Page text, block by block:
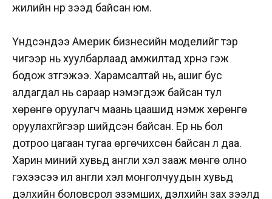
жилийн нүүр үзээд байсан юм.
Үндсэндээ Америк бизнесийн моделийг тэр
чигээр нь хуулбарлаад амжилтад хүрнэ гэж
бодож зүтгэжээ. Харамсалтай нь, ашиг бус
алдагдал нь сараар нэмэгдэж байсан тул
хөрөнгө оруулагч маань цаашид нэмж хөрөнгө
оруулахгүйгээр шийдсэн байсан. Ер нь бол
дотроо цагаан тугаа өргөчихсөн байсан л даа.
Харин миний хувьд англи хэл зааж мөнгө олно
гэхээсээ илүү англи хэл монголчуудын хувьд
дэлхийн боловсрол эзэмших, дэлхийн зах зээлд